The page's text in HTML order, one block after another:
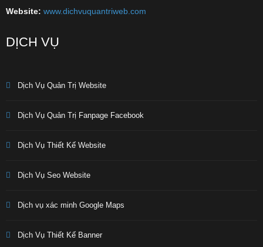
Website: www.dichvuquantriweb.com
DỊCH VỤ
Dịch Vụ Quản Trị Website
Dịch Vụ Quản Trị Fanpage Facebook
Dịch Vụ Thiết Kế Website
Dịch Vụ Seo Website
Dịch vụ xác minh Google Maps
Dịch Vụ Thiết Kế Banner